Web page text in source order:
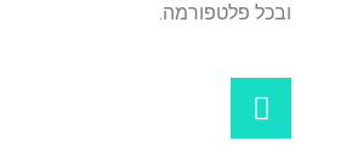
ובכל פלטפורמה.